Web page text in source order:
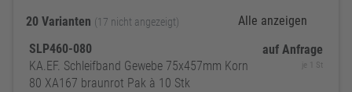
20 Varianten (17 nicht angezeigt)
Alle anzeigen
SLP460-080
KA.EF. Schleifband Gewebe 75x457mm Korn
80 XA167 braunrot Pak à 10 Stk
auf Anfrage
je 1 St